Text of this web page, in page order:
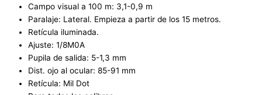
Campo visual a 100 m: 3,1-0,9 m
Paralaje: Lateral. Empieza a partir de los 15 metros.
Retícula iluminada.
Ajuste: 1/8M0A
Pupila de salida: 5-1,3 mm
Dist. ojo al ocular: 85-91 mm
Retícula: Mil Dot